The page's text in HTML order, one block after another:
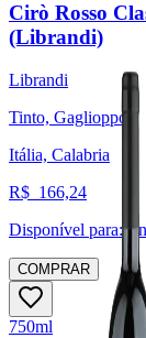
Cirò Rosso
(Librandi)
Librandi
Tinto, Gaglioppo
Itália, Calabria
R$ 166,24
Disponível para:
COMPRAR
750ml